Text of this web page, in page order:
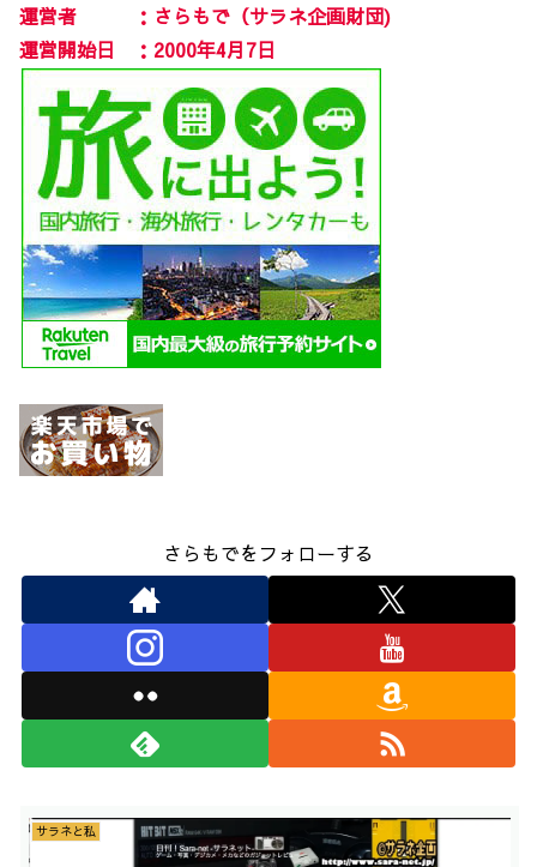
運営者 ：さらもで（サラネ企画財団)
運営開始日 ：2000年4月7日
さらもでをフォローする
サラネと私